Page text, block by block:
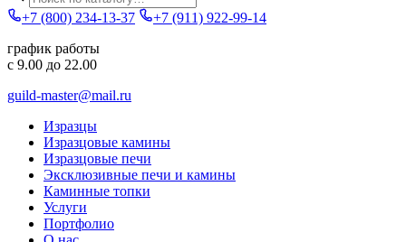
+7 (800) 234-13-37
+7 (911) 922-99-14
график работы
с 9.00 до 22.00
guild-master@mail.ru
Изразцы
Изразцовые камины
Изразцовые печи
Эксклюзивные печи и камины
Каминные топки
Услуги
Портфолио